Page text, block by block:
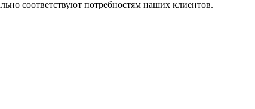
соответствуют потребностям наших клиентов.